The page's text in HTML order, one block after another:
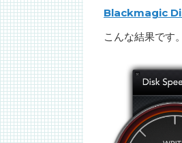
Blackmagic
こんな結果です。